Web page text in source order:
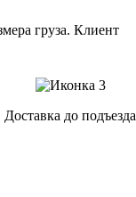
груза. Клиент
Доставка до подъезда